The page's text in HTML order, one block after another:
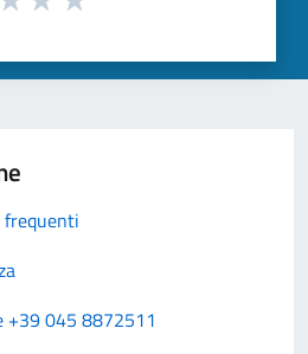
frequenti
+39 045 8872511